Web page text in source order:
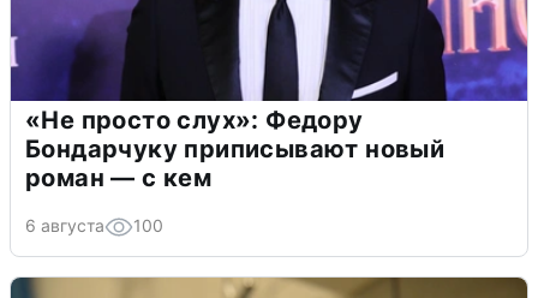
«Не просто слух»: Федору
Бондарчуку приписывают новый
роман — с кем
6 августа 100